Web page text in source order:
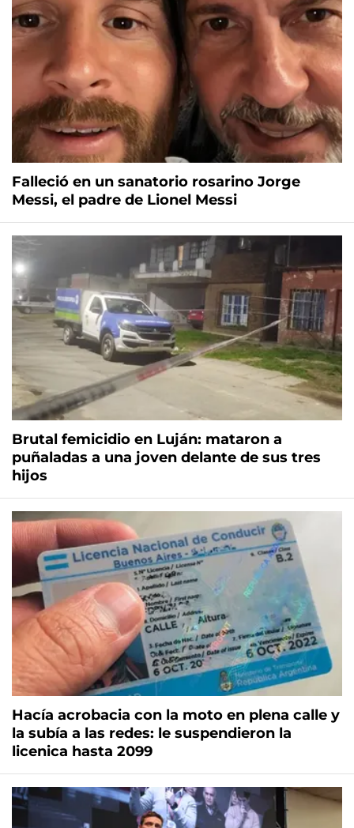
Falleció en un sanatorio rosarino Jorge
Messi, el padre de Lionel Messi
Brutal femicidio en Luján: mataron a
puñaladas a una joven delante de sus tres
hijos
Hacía acrobacia con la moto en plena calle y
la subía a las redes: le suspendieron la
licenica hasta 2099